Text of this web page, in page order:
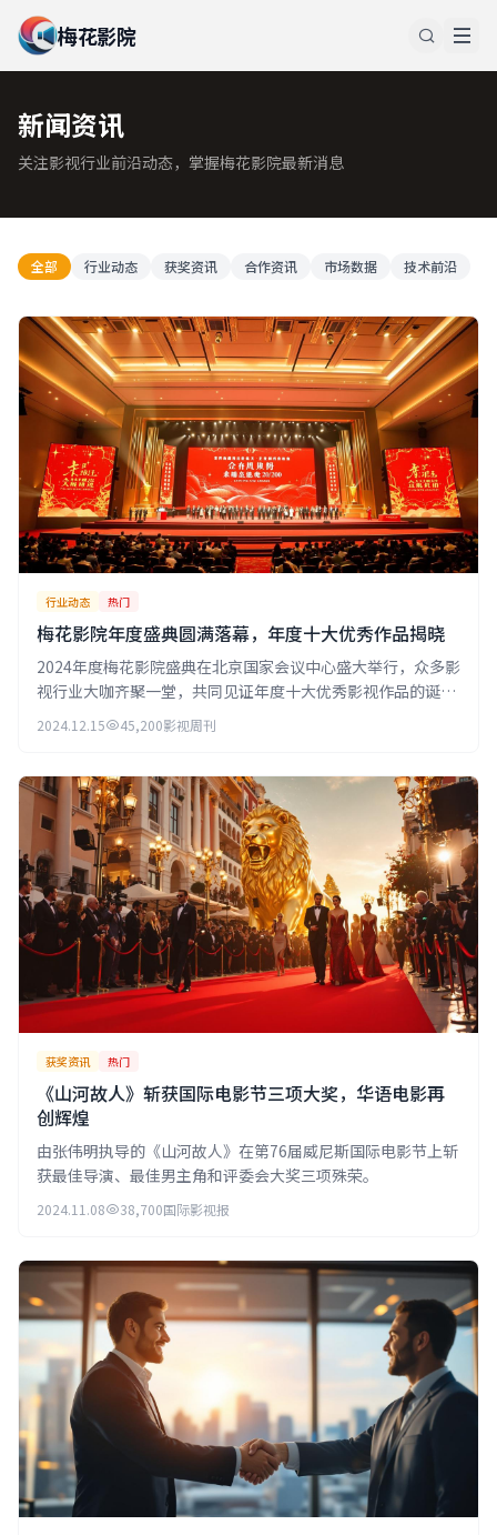
梅花影院
新闻资讯
关注影视行业前沿动态，掌握梅花影院最新消息
全部 行业动态 获奖资讯 合作资讯 市场数据 技术前沿
行业动态 热门
梅花影院年度盛典圆满落幕，年度十大优秀作品揭晓
2024年度梅花影院盛典在北京国家会议中心盛大举行，众多影
视行业大咖齐聚一堂，共同见证年度十大优秀影视作品的诞
2024.12.15 45,200影视周刊
获奖资讯 热门
《山河故人》斩获国际电影节三项大奖，华语电影再
创辉煌
由张伟明执导的《山河故人》在第76届威尼斯国际电影节上斩
获最佳导演、最佳男主角和评委会大奖三项殊荣。
2024.11.08 38,700国际影视报